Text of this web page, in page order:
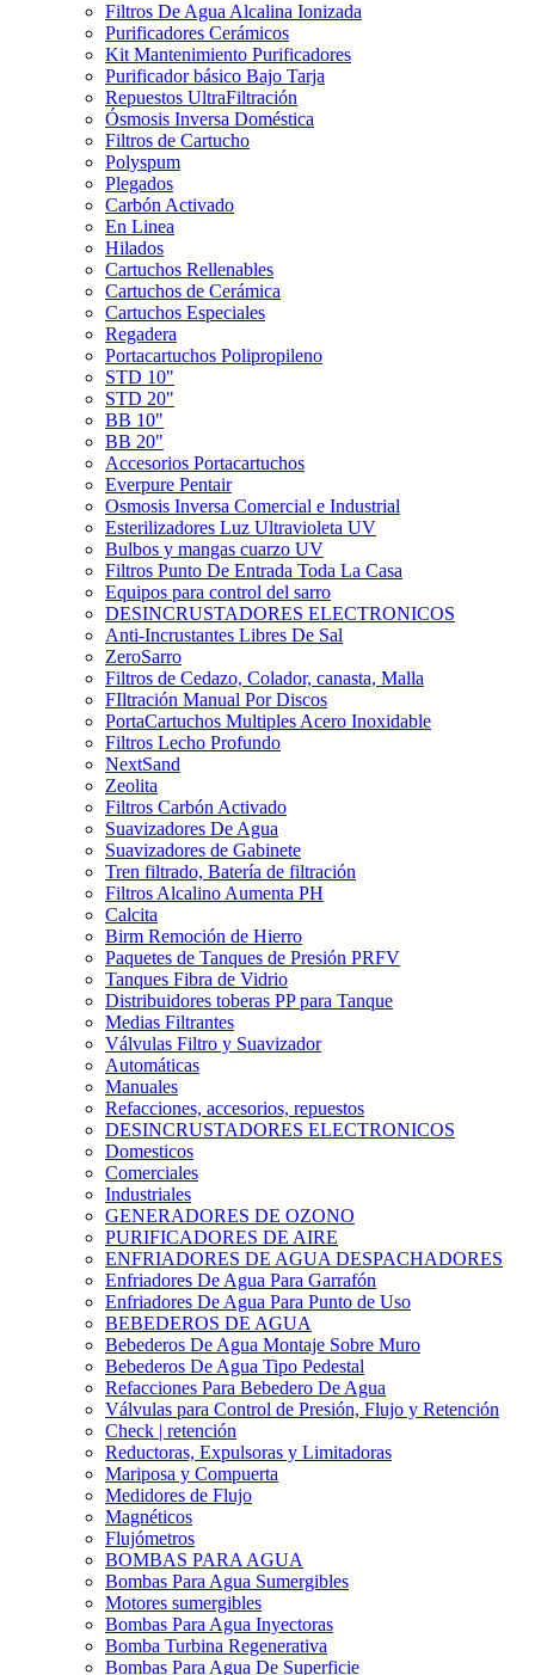
Filtros De Agua Alcalina Ionizada
Purificadores Cerámicos
Kit Mantenimiento Purificadores
Purificador básico Bajo Tarja
Repuestos UltraFiltración
Ósmosis Inversa Doméstica
Filtros de Cartucho
Polyspum
Plegados
Carbón Activado
En Linea
Hilados
Cartuchos Rellenables
Cartuchos de Cerámica
Cartuchos Especiales
Regadera
Portacartuchos Polipropileno
STD 10"
STD 20"
BB 10"
BB 20"
Accesorios Portacartuchos
Everpure Pentair
Osmosis Inversa Comercial e Industrial
Esterilizadores Luz Ultravioleta UV
Bulbos y mangas cuarzo UV
Filtros Punto De Entrada Toda La Casa
Equipos para control del sarro
DESINCRUSTADORES ELECTRONICOS
Anti-Incrustantes Libres De Sal
ZeroSarro
Filtros de Cedazo, Colador, canasta, Malla
FIltración Manual Por Discos
PortaCartuchos Multiples Acero Inoxidable
Filtros Lecho Profundo
NextSand
Zeolita
Filtros Carbón Activado
Suavizadores De Agua
Suavizadores de Gabinete
Tren filtrado, Batería de filtración
Filtros Alcalino Aumenta PH
Calcita
Birm Remoción de Hierro
Paquetes de Tanques de Presión PRFV
Tanques Fibra de Vidrio
Distribuidores toberas PP para Tanque
Medias Filtrantes
Válvulas Filtro y Suavizador
Automáticas
Manuales
Refacciones, accesorios, repuestos
DESINCRUSTADORES ELECTRONICOS
Domesticos
Comerciales
Industriales
GENERADORES DE OZONO
PURIFICADORES DE AIRE
ENFRIADORES DE AGUA DESPACHADORES
Enfriadores De Agua Para Garrafón
Enfriadores De Agua Para Punto de Uso
BEBEDEROS DE AGUA
Bebederos De Agua Montaje Sobre Muro
Bebederos De Agua Tipo Pedestal
Refacciones Para Bebedero De Agua
Válvulas para Control de Presión, Flujo y Retención
Check | retención
Reductoras, Expulsoras y Limitadoras
Mariposa y Compuerta
Medidores de Flujo
Magnéticos
Flujómetros
BOMBAS PARA AGUA
Bombas Para Agua Sumergibles
Motores sumergibles
Bombas Para Agua Inyectoras
Bomba Turbina Regenerativa
Bombas Para Agua De Superficie